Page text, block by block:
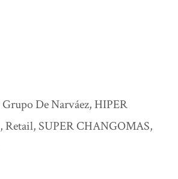
Grupo De Narváez, HIPER
, Retail, SUPER CHANGOMAS,